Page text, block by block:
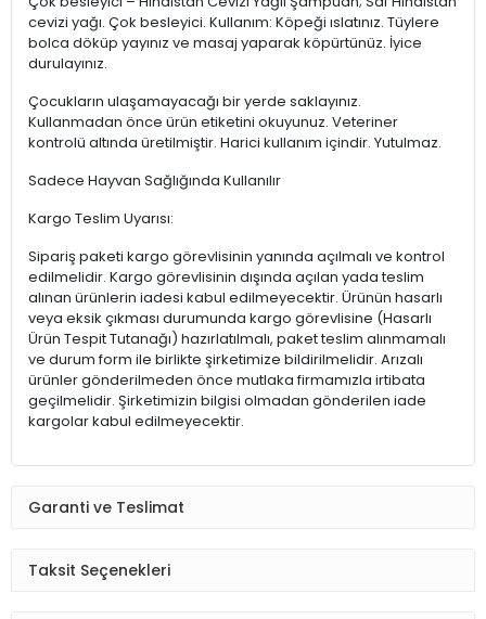
cevizi yağı. Çok besleyici. Kullanım: Köpeği ıslatınız. Tüylere
bolca döküp yayınız ve masaj yaparak köpürtünüz. İyice
durulayınız.
Çocukların ulaşamayacağı bir yerde saklayınız.
Kullanmadan önce ürün etiketini okuyunuz. Veteriner
kontrolü altında üretilmiştir. Harici kullanım içindir. Yutulmaz.
Sadece Hayvan Sağlığında Kullanılır
Kargo Teslim Uyarısı:
Sipariş paketi kargo görevlisinin yanında açılmalı ve kontrol
edilmelidir. Kargo görevlisinin dışında açılan yada teslim
alınan ürünlerin iadesi kabul edilmeyecektir. Ürünün hasarlı
veya eksik çıkması durumunda kargo görevlisine (Hasarlı
Ürün Tespit Tutanağı) hazırlatılmalı, paket teslim alınmamalı
ve durum form ile birlikte şirketimize bildirilmelidir. Arızalı
ürünler gönderilmeden önce mutlaka firmamızla irtibata
geçilmelidir. Şirketimizin bilgisi olmadan gönderilen iade
kargolar kabul edilmeyecektir.
Garanti ve Teslimat
Taksit Seçenekleri